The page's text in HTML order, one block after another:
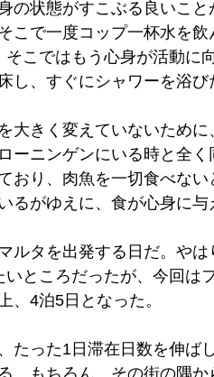
の状態がすこぶる良いこ
こで一度コップ一杯水を
そこではもう心身が活動に
し、すぐにシャワーを浴び
大きく変えていないため
ーニンゲンにいる時と全
おり、肉魚を一切食べな
るがゆえに、食が心身に
ルタを出発する日だ。や
いところだったが、今回は
、4泊5日となった。
たった1日滞在日数を伸ば